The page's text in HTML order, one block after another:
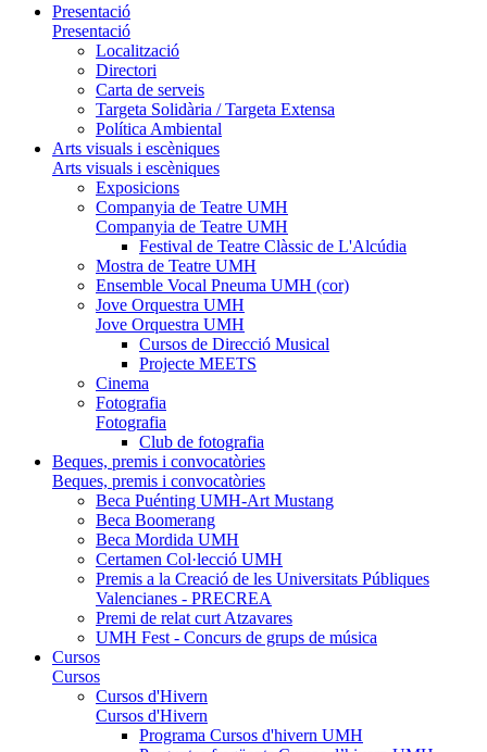
Presentació
Presentació
Localització
Directori
Carta de serveis
Targeta Solidària / Targeta Extensa
Política Ambiental
Arts visuals i escèniques
Arts visuals i escèniques
Exposicions
Companyia de Teatre UMH
Companyia de Teatre UMH
Festival de Teatre Clàssic de L'Alcúdia
Mostra de Teatre UMH
Ensemble Vocal Pneuma UMH (cor)
Jove Orquestra UMH
Jove Orquestra UMH
Cursos de Direcció Musical
Projecte MEETS
Cinema
Fotografia
Fotografia
Club de fotografia
Beques, premis i convocatòries
Beques, premis i convocatòries
Beca Puénting UMH-Art Mustang
Beca Boomerang
Beca Mordida UMH
Certamen Col·lecció UMH
Premis a la Creació de les Universitats Públiques
Valencianes - PRECREA
Premi de relat curt Atzavares
UMH Fest - Concurs de grups de música
Cursos
Cursos
Cursos d'Hivern
Cursos d'Hivern
Programa Cursos d'hivern UMH